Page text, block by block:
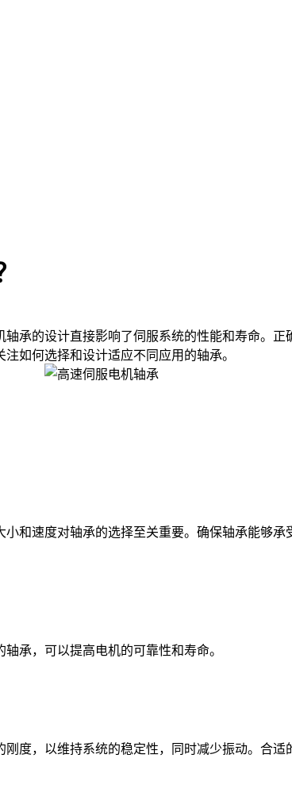
的设计直接影响了伺服系统的性能和寿命。正
如何选择和设计适应不同应用的轴承。
速度对轴承的选择至关重要。确保轴承能够承
承，可以提高电机的可靠性和寿命。
，以维持系统的稳定性，同时减少振动。合适